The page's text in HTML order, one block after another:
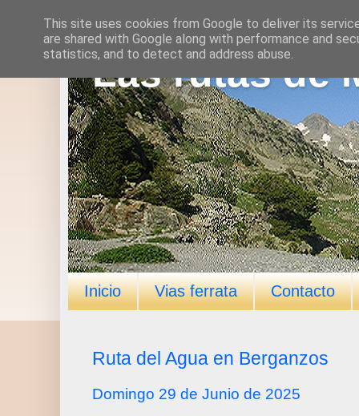
Las rutas de
Inicio Vias ferrata Contacto
Ruta del Agua en Berganzos
Domingo 29 de Junio de 2025
This site uses cookies from Google to deliver its
are shared with Google along with performance and
statistics, and to detect and address abuse.